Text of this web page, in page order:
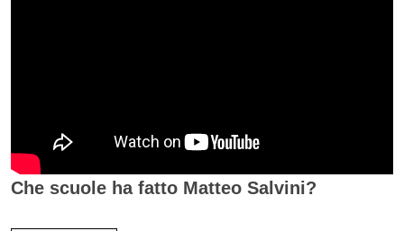
Che scuole ha fatto Matteo Salvini?